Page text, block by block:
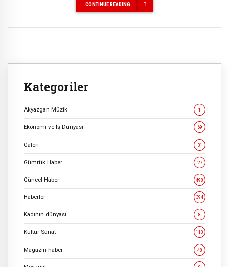
CONTINUE READING
Kategoriler
Akyazgan Müzik 1
Ekonomi ve İş Dünyası 69
Galeri 31
Gümrük Haber 27
Güncel Haber 498
Haberler 394
Kadının dünyası 8
Kültür Sanat 110
Magazin haber 48